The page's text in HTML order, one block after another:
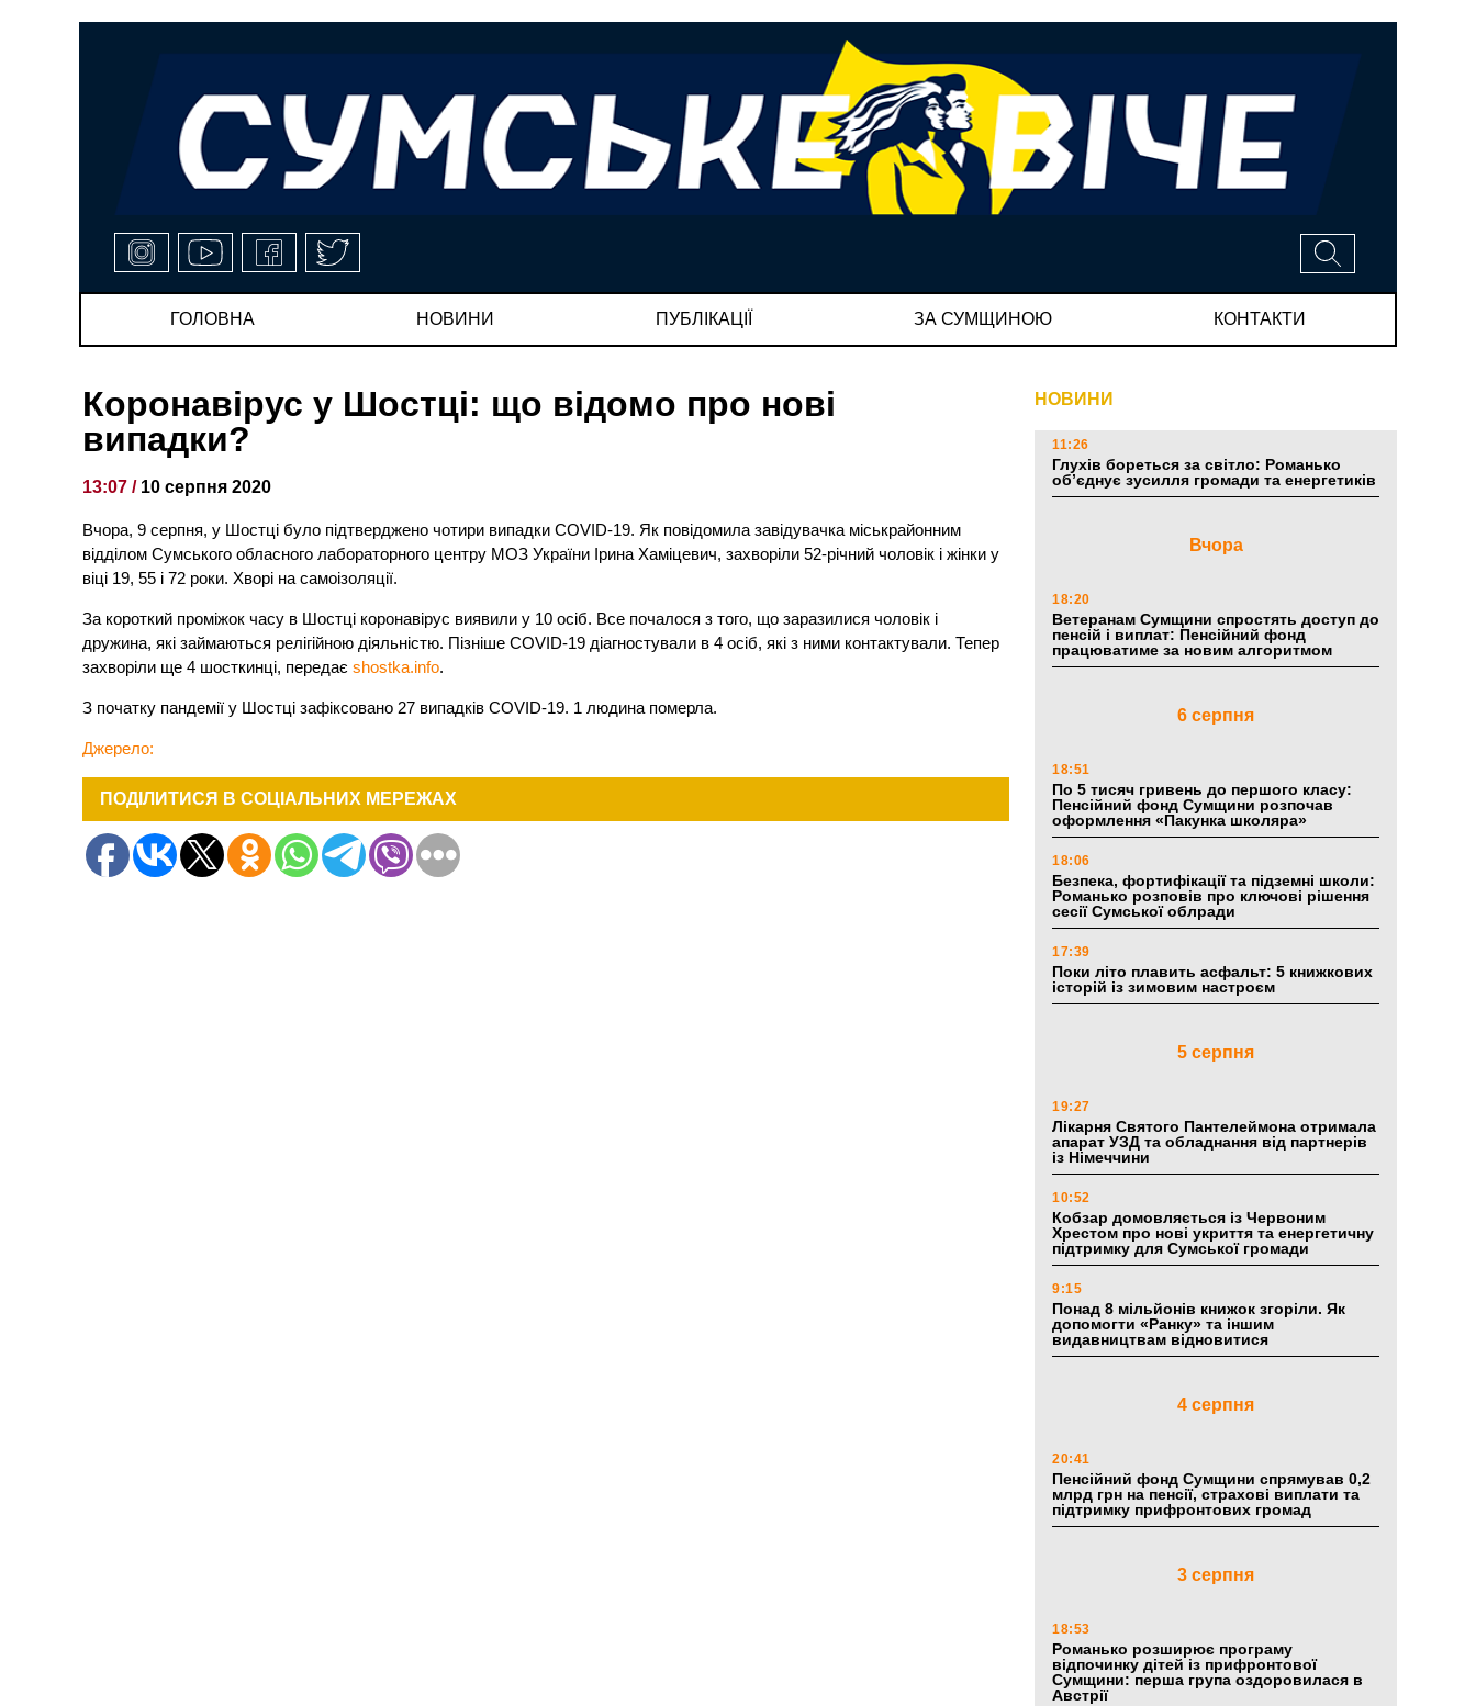
ГОЛОВНА НОВИНИ ПУБЛІКАЦІЇ ЗА СУМЩИНОЮ КОНТАКТИ
Коронавірус у Шостці: що відомо про нові
випадки?
13:07 / 10 серпня 2020
Вчора, 9 серпня, у Шостці було підтверджено чотири випадки COVID-19. Як повідомила завідувачка міськрайонним
відділом Сумського обласного лабораторного центру МОЗ України Ірина Хаміцевич, захворіли 52-річний чоловік і жінки у
віці 19, 55 і 72 роки. Хворі на самоізоляції.
За короткий проміжок часу в Шостці коронавірус виявили у 10 осіб. Все почалося з того, що заразилися чоловік і
дружина, які займаються релігійною діяльністю. Пізніше COVID-19 діагностували в 4 осіб, які з ними контактували. Тепер
захворіли ще 4 шосткинці, передаєshostka.info.
З початку пандемії у Шостці зафіксовано 27 випадків COVID-19. 1 людина померла.
Джерело:
ПОДІЛИТИСЯ В СОЦІАЛЬНИХ МЕРЕЖАХ
НОВИНИ
11:26
Глухів бореться за світло: Романько
об’єднує зусилля громади та енергетиків
Вчора
18:20
Ветеранам Сумщини спростять доступ до
пенсій і виплат: Пенсійний фонд
працюватиме за новим алгоритмом
6 серпня
18:51
По 5 тисяч гривень до першого класу:
Пенсійний фонд Сумщини розпочав
оформлення «Пакунка школяра»
18:06
Безпека, фортифікації та підземні школи:
Романько розповів про ключові рішення
сесії Сумської облради
17:39
Поки літо плавить асфальт: 5 книжкових
історій із зимовим настроєм
5 серпня
19:27
Лікарня Святого Пантелеймона отримала
апарат УЗД та обладнання від партнерів
із Німеччини
10:52
Кобзар домовляється із Червоним
Хрестом про нові укриття та енергетичну
підтримку для Сумської громади
9:15
Понад 8 мільйонів книжок згоріли. Як
допомогти «Ранку» та іншим
видавництвам відновитися
4 серпня
20:41
Пенсійний фонд Сумщини спрямував 0,2
млрд грн на пенсії, страхові виплати та
підтримку прифронтових громад
3 серпня
18:53
Романько розширює програму
відпочинку дітей із прифронтової
Сумщини: перша група оздоровилася в
Австрії